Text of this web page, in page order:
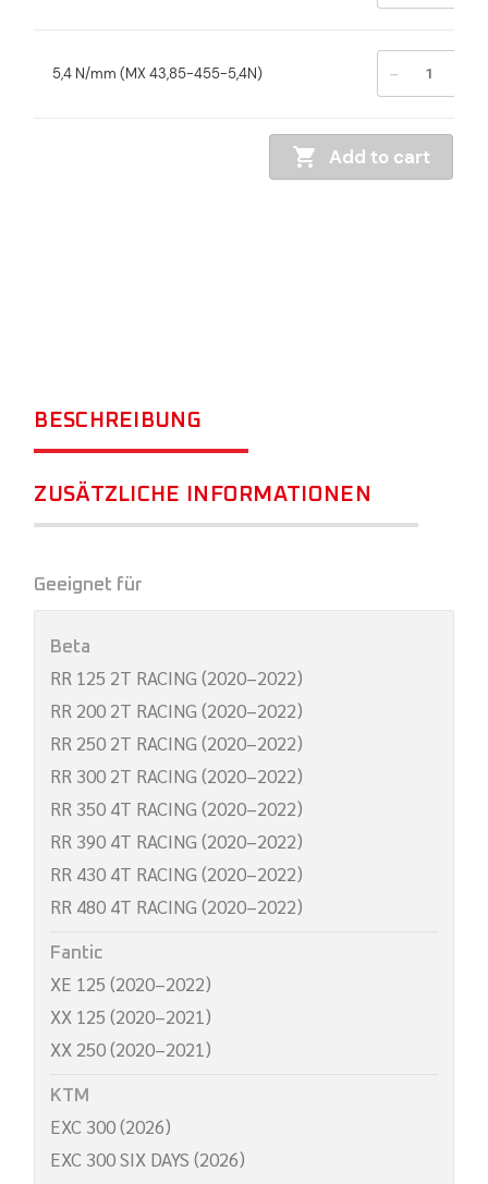
5,4 N/mm (MX 43,85-455-5,4N) -
Add to cart
BESCHREIBUNG
ZUSÄTZLICHE INFORMATIONEN
Geeignet für
Beta
RR 125 2T RACING (2020–2022)
RR 200 2T RACING (2020–2022)
RR 250 2T RACING (2020–2022)
RR 300 2T RACING (2020–2022)
RR 350 4T RACING (2020–2022)
RR 390 4T RACING (2020–2022)
RR 430 4T RACING (2020–2022)
RR 480 4T RACING (2020–2022)
Fantic
XE 125 (2020–2022)
XX 125 (2020–2021)
XX 250 (2020–2021)
KTM
EXC 300 (2026)
EXC 300 SIX DAYS (2026)